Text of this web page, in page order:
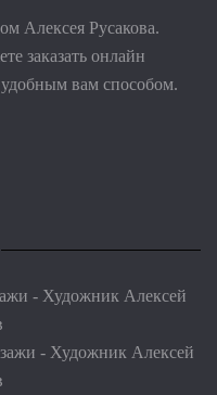
Алексея Русакова.
заказать онлайн
вам способом.
на море
на море
см.